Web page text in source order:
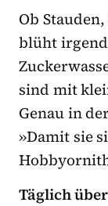
Ob
blüht
sind mit
Genau in
»Damit sie
Täglich